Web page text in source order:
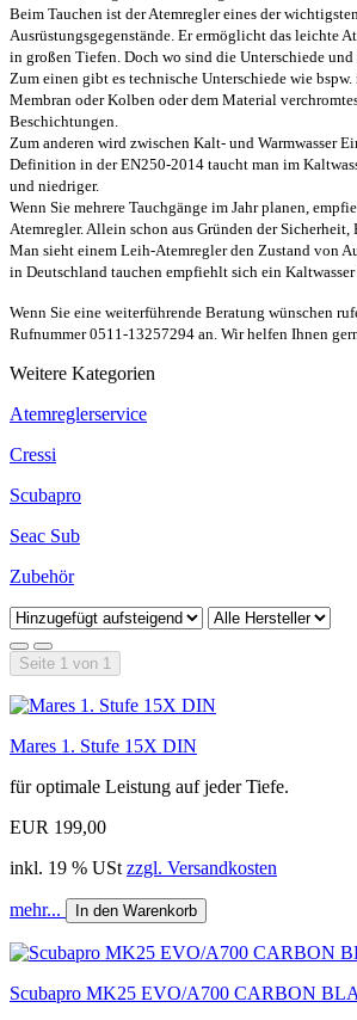
Beim Tauchen ist der Atemregler eines der wichtigsten
Ausrüstungsgegenstände. Er ermöglicht das leichte
in großen Tiefen. Doch wo sind die Unterschiede und
Zum einen gibt es technische Unterschiede wie
Membran oder Kolben oder dem Material
Beschichtungen.
Zum anderen wird zwischen Kalt- und Warmwasser
Definition in der EN250-2014 taucht man im
und niedriger.
Wenn Sie mehrere Tauchgänge im Jahr planen,
Atemregler. Allein schon aus Gründen der Sicherheit,
Man sieht einem Leih-Atemregler den Zustand von
in Deutschland tauchen empfiehlt sich ein Kaltwasser
Wenn Sie eine weiterführende Beratung wünschen
Rufnummer 0511-13257294 an. Wir helfen Ihnen
Weitere Kategorien
Atemreglerservice
Cressi
Scubapro
Seac Sub
Zubehör
Seite 1 von 1
Mares 1. Stufe 15X DIN
für optimale Leistung auf jeder Tiefe.
EUR 199,00
inkl. 19 % USt zzgl. Versandkosten
mehr... In den Warenkorb
Scubapro MK25 EVO/A700 CARBON